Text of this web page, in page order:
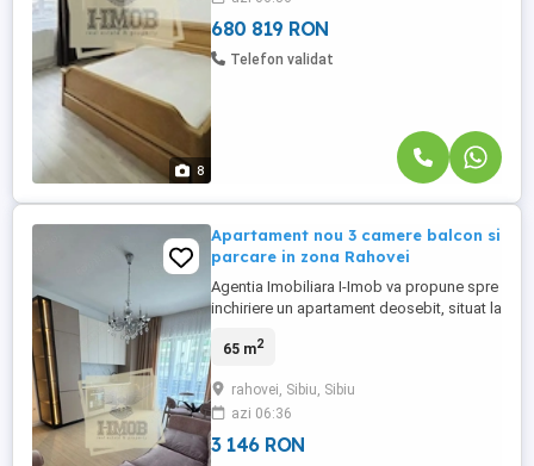
8
beneficiaza de o compartimentare ...
680 819 RON
Telefon validat
Apartament nou 3 camere balcon si
parcare in zona Rahovei
Agentia Imobiliara I-Imob va propune spre
inchiriere un apartament deosebit, situat la
localizat intr-o zona apreciata pentru
punctele de interes ale orasului. Locuinta
dispune de o compartimentare inteligenta,
cu 3 camere, ...
65 m2
rahovei, Sibiu, Sibiu
azi 06:36
3 146 RON